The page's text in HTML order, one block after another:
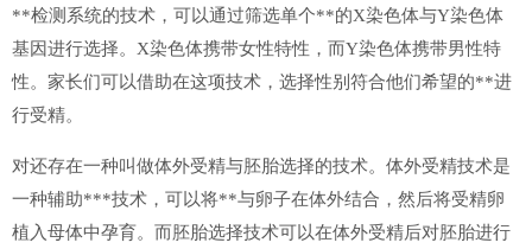
**检测系统的技术，可以通过筛选单个**的X染色体与Y染色体
基因进行选择。X染色体携带女性特性，而Y染色体携带男性特
性。家长们可以借助在这项技术，选择性别符合他们希望的**进
行受精。
对还存在一种叫做体外受精与胚胎选择的技术。体外受精技术是
一种辅助***技术，可以将**与卵子在体外结合，然后将受精卵
植入母体中孕育。而胚胎选择技术可以在体外受精后对胚胎进行